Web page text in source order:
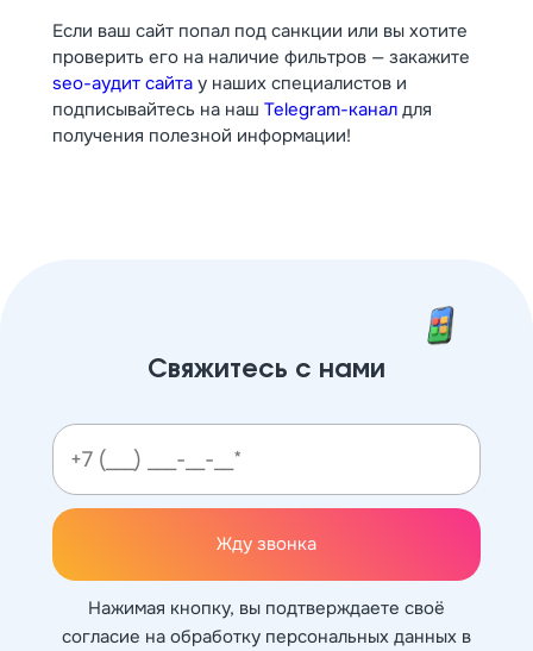
Если ваш сайт попал под санкции или вы хотите
проверить его на наличие фильтров — закажите
seo-аудит сайта у наших специалистов и
подписывайтесь на наш Telegram-канал для
получения полезной информации!
Свяжитесь с нами
Жду звонка
Нажимая кнопку, вы подтверждаете своё
согласие на обработку персональных данных в